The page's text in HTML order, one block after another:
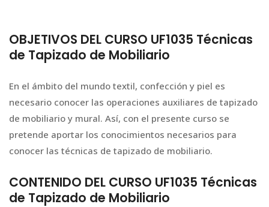
OBJETIVOS DEL CURSO UF1035 Técnicas
de Tapizado de Mobiliario
En el ámbito del mundo textil, confección y piel es
necesario conocer las operaciones auxiliares de tapizado
de mobiliario y mural. Así, con el presente curso se
pretende aportar los conocimientos necesarios para
conocer las técnicas de tapizado de mobiliario.
CONTENIDO DEL CURSO UF1035 Técnicas
de Tapizado de Mobiliario